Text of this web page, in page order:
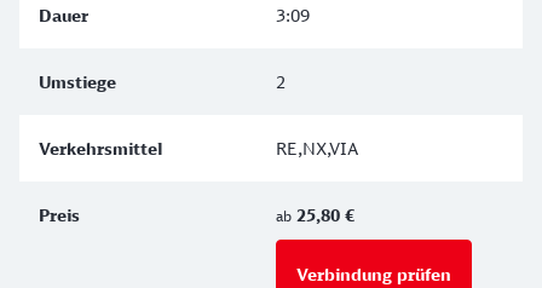
3:09
2
RE,NX,VIA
ab 25,80 €
Verbindung prüfen